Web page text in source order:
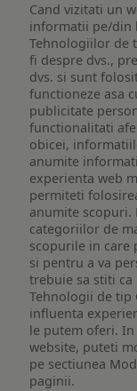
Cand vizitati un
informatii pe/din
Tehnologiilor de
fi despre dvs.,
dvs. si sunt
functioneze asa
publicitate
functionalitati
obicei,
anumite
experienta web
permiteti
anumite
categoriilor de
scopurile in care
si pentru a va
trebuie sa stiti
Tehnologii de tip
influenta
le putem oferi.
website, puteti
pe sectiunea
paginii.